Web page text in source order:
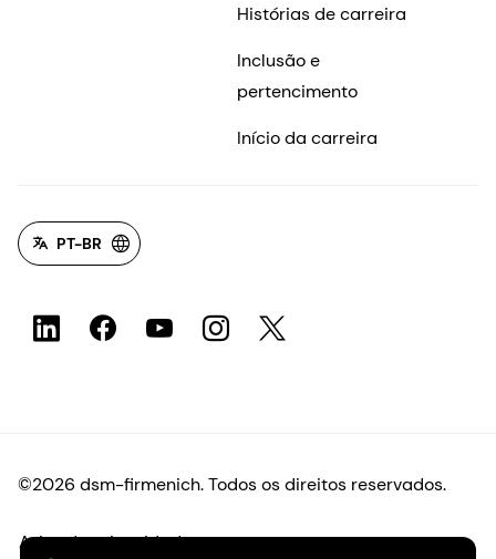
Histórias de carreira
Inclusão e
pertencimento
Início da carreira
PT-BR
©2026 dsm-firmenich. Todos os direitos reservados.
Aviso de privacidade